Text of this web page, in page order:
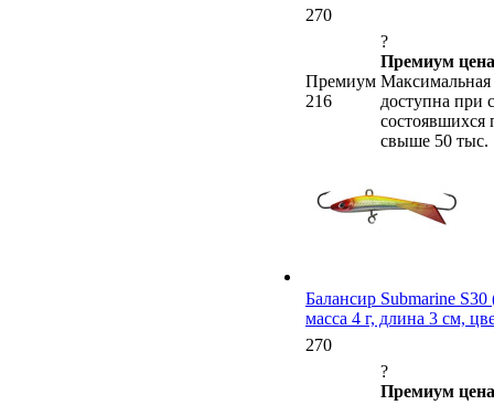
270
Премиум
216
?
Премиум
доступна при
состоявшихся
свыше 50 тыс.
Балансир Submarine
масса 4 г, длина 3 см,
270
?
Премиум